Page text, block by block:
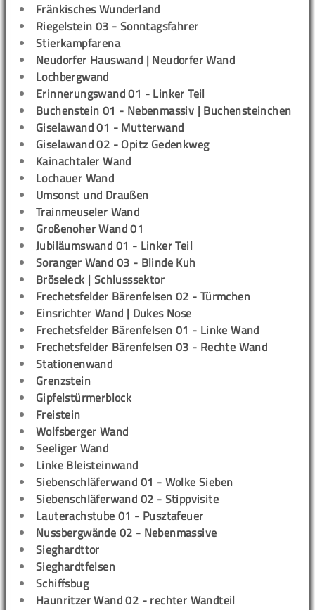
Fränkisches Wunderland
Riegelstein 03 - Sonntagsfahrer
Stierkampfarena
Neudorfer Hauswand | Neudorfer Wand
Lochbergwand
Erinnerungswand 01 - Linker Teil
Buchenstein 01 - Nebenmassiv | Buchensteinchen
Giselawand 01 - Mutterwand
Giselawand 02 - Opitz Gedenkweg
Kainachtaler Wand
Lochauer Wand
Umsonst und Draußen
Trainmeuseler Wand
Großenoher Wand 01
Jubiläumswand 01 - Linker Teil
Soranger Wand 03 - Blinde Kuh
Bröseleck | Schlusssektor
Frechetsfelder Bärenfelsen 02 - Türmchen
Einsrichter Wand | Dukes Nose
Frechetsfelder Bärenfelsen 01 - Linke Wand
Frechetsfelder Bärenfelsen 03 - Rechte Wand
Stationenwand
Grenzstein
Gipfelstürmerblock
Freistein
Wolfsberger Wand
Seeliger Wand
Linke Bleisteinwand
Siebenschläferwand 01 - Wolke Sieben
Siebenschläferwand 02 - Stippvisite
Lauterachstube 01 - Pusztafeuer
Nussbergwände 02 - Nebenmassive
Sieghardttor
Sieghardtfelsen
Schiffsbug
Haunritzer Wand 02 - rechter Wandteil